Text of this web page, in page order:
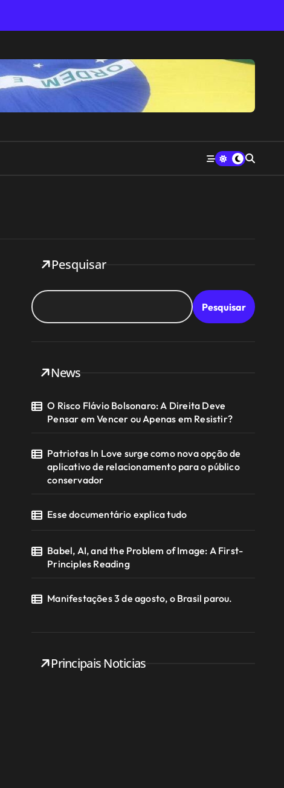
Pesquisar
Pesquisar
News
O Risco Flávio Bolsonaro: A Direita Deve
Pensar em Vencer ou Apenas em Resistir?
Patriotas In Love surge como nova opção de
aplicativo de relacionamento para o público
conservador
Esse documentário explica tudo
Babel, AI, and the Problem of Image: A First-
Principles Reading
Manifestações 3 de agosto, o Brasil parou.
Principais Noticias